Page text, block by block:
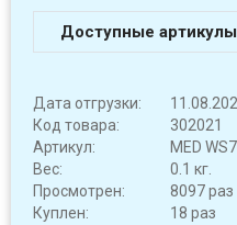
Доступные
Дата отгрузки:
Код товара:
302021
Артикул:
MED
Вес:
0.1 кг.
Просмотрен:
8097 раз
Куплен:
18 раз